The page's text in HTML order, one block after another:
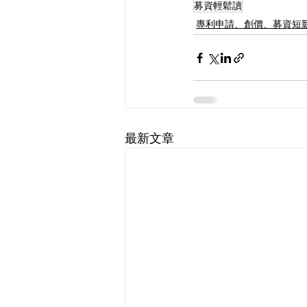
募資輕鬆讀
專利申請、創價、募資短
最新文章